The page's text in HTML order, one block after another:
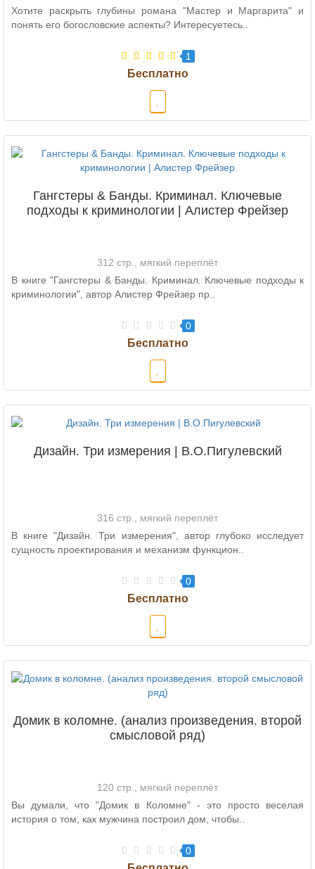
Хотите раскрыть глубины романа "Мастер и Маргарита" и
понять его богословские аспекты? Интересуетесь..
1
Гангстеры & Банды. Криминал. Ключевые
подходы к криминологии | Алистер Фрейзер
312 стр., мягкий переплёт
В книге "Гангстеры & Банды. Криминал. Ключевые подходы к
криминологии", автор Алистер Фрейзер пр..
0
Дизайн. Три измерения | В.О.Пигулевский
316 стр., мягкий переплёт
В книге "Дизайн. Три измерения", автор глубоко исследует
сущность проектирования и механизм функцион..
0
Домик в коломне. (анализ произведения. второй
смысловой ряд)
120 стр., мягкий переплёт
Вы думали, что "Домик в Коломне" - это просто веселая
история о том, как мужчина построил дом, чтобы..
0